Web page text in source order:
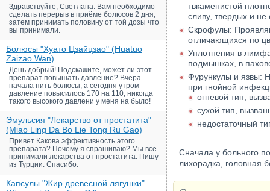
Здравствуйте, Светлана. Вам необходимо
сделать перерыв в приёме болюсов 2 дня,
затем принимать половину от той дозы что
вы принимали.
Болюсы "Хуато Цзайцзао" (Huatuo
Zaizao Wan)
День добрый! Подскажите, может ли этот
препарат повышать давление? Вчера
начала пить болюсы, а сегодня утром
давление повысилось 170 на 110, никогда
такого высокого давлени у меня на было!
Эмульсия "Лекарство от простатита"
(Miao Ling Da Bo Lie Tong Ru Gao)
Привет Какова эффективность этого
препарата? Почему я спрашиваю? Мы все
принимали лекарства от простатита. Пишу
из Турции. Спасибо.
Капсулы "Жир древесной лягушки"
твкаменистой
сливу, твердых и
Скрофулы:
отличающихся по
Уплотнения в
подмышках, в
Фурункулы и язвы:
при гнойной
огневой тип,
сухой тип,
недостаточный
Сначала у больного
лихорадка, головная